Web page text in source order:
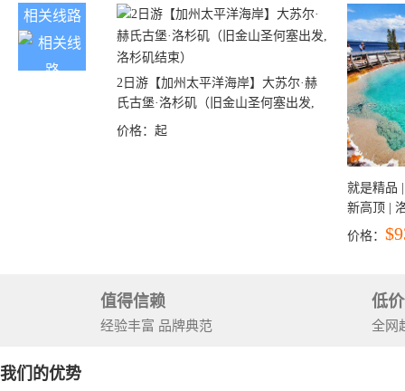
相关线路
2日游【加州太平洋海岸】大苏尔·赫
氏古堡·洛杉矶（旧金山圣何塞出发,
洛杉矶结束）
价格： 起
就是精品
新高顶 |
彩穴+马
价格：
值得信赖
经验丰富 品牌典范
低
全网
我们的优势